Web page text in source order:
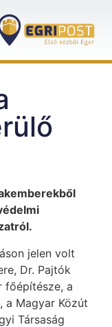
jelen volt
Dr. Pajtók
főépítésze, a
a Magyar Közút
Társaság